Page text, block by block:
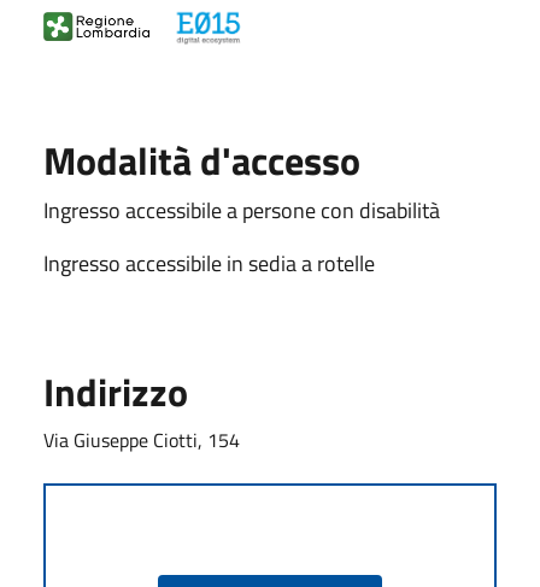
Modalità d'accesso
Ingresso accessibile a persone con disabilità
Ingresso accessibile in sedia a rotelle
Indirizzo
Via Giuseppe Ciotti, 154